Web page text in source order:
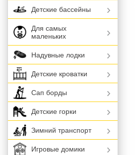
Детские бассейны
Для самых
маленьких
Надувные лодки
Детские кроватки
Сап борды
Детские горки
Зимний транспорт
Игровые домики